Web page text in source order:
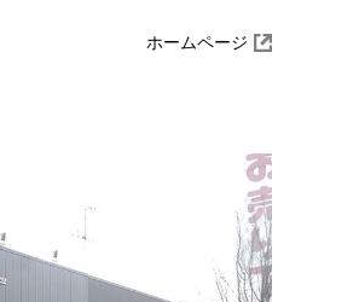
ホームページ